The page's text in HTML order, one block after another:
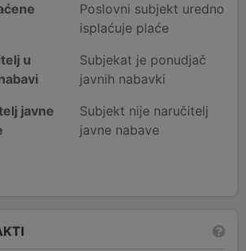
Poslovni subjekt uredno
isplaćuje plaće
u
Subjekat je ponudjač
javnih nabavki
javne
Subjekt nije naručitelj
javne nabave